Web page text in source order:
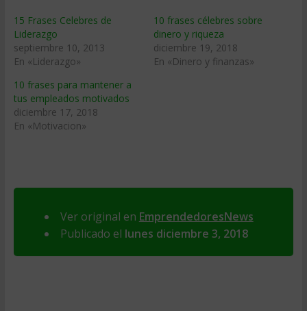
15 Frases Celebres de
Liderazgo
septiembre 10, 2013
En «Liderazgo»
10 frases célebres sobre
dinero y riqueza
diciembre 19, 2018
En «Dinero y finanzas»
10 frases para mantener a
tus empleados motivados
diciembre 17, 2018
En «Motivacion»
Ver original en EmprendedoresNews
Publicado el lunes diciembre 3, 2018